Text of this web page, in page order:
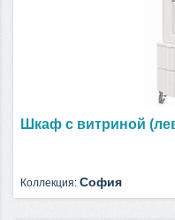
Шкаф с витриной
Коллекция: София